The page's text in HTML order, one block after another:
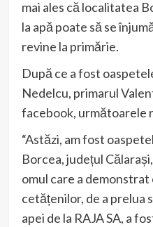
mai ales că localitatea
la apă poate să se
revine la primărie.
După ce a fost
Nedelcu, primarul
facebook, următoarele
“Astăzi, am fost
Borcea, județul
omul care a
cetățenilor, de a prelua
apei de la RAJA SA, a